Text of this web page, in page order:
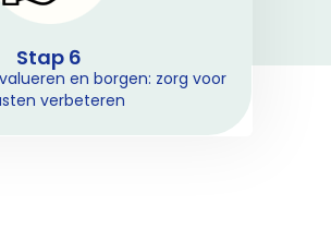
Stap 6
en borgen: zorg voor
verbeteren